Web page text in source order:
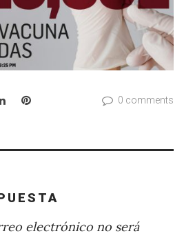
LinkedInPinterest 0 comments
electrónico no será